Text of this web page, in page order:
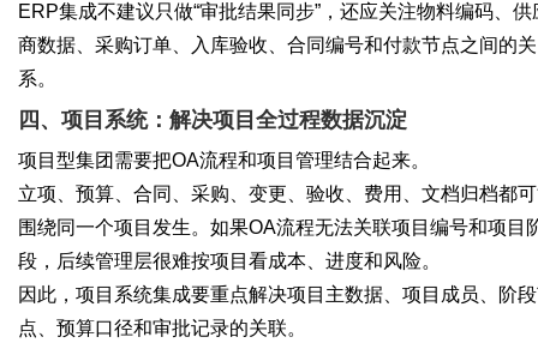
ERP集成不建议只做“审批结果同步”，还应关注物料编码、供
商数据、采购订单、入库验收、合同编号和付款节点之间的关
系。
四、项目系统：解决项目全过程数据沉淀
项目型集团需要把OA流程和项目管理结合起来。
立项、预算、合同、采购、变更、验收、费用、文档归档都
围绕同一个项目发生。如果OA流程无法关联项目编号和项目
段，后续管理层很难按项目看成本、进度和风险。
因此，项目系统集成要重点解决项目主数据、项目成员、阶
点、预算口径和审批记录的关联。